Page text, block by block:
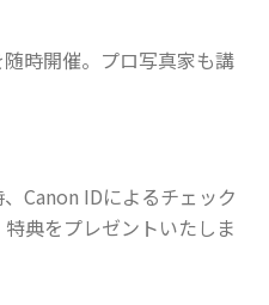
時開催。プロ写真家も講
Canon IDによるチェック
典をプレゼントいたしま